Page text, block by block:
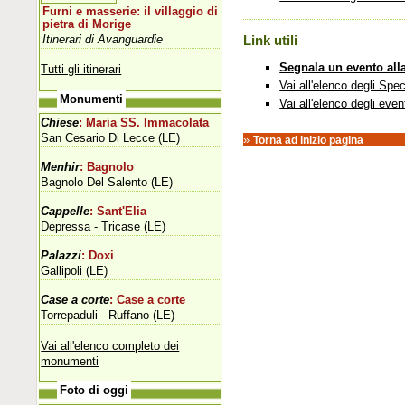
Link utili
Segnala un evento
Vai all'elenco degli
Vai all'elenco degli
»Torna ad inizio pagina
Furni e masserie: il villaggio di
pietra di Morige
Itinerari di Avanguardie
Tutti gli itinerari
Monumenti
Chiese: Maria SS. Immacolata
San Cesario Di Lecce (LE)
Menhir: Bagnolo
Bagnolo Del Salento (LE)
Cappelle: Sant'Elia
Depressa - Tricase (LE)
Palazzi: Doxi
Gallipoli (LE)
Case a corte: Case a corte
Torrepaduli - Ruffano (LE)
Vai all'elenco completo dei
monumenti
Foto di oggi